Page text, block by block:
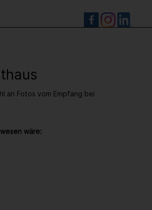
an Fotos vom Empfang bei
wäre: